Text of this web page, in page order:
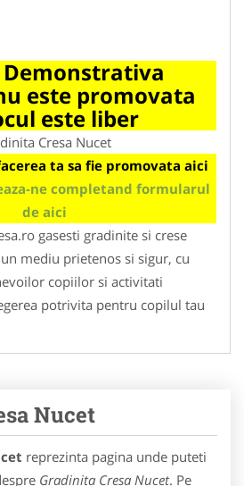
Demonstrativa
este promovata
este liber
Cresa Nucet
ta sa fie promovata aici
ne completand formularul
de aici
gasesti gradinite si crese
mediu prietenos si sigur, cu
copiilor si activitati
potrivita pentru copilul tau
Nucet
reprezinta pagina unde puteti
Gradinita Cresa Nucet. Pe